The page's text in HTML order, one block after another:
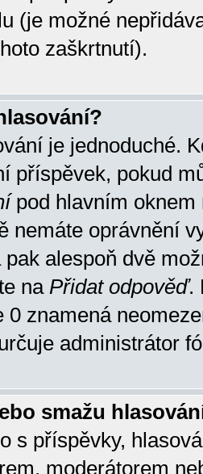
(je možné
zaškrtnutí).
je jednoduché.
příspěvek, pokud
pod hlavním oknem
nemáte oprávnění
pak alespoň dvě
na Přidat odpověď.
0 znamená
administrátor
smažu
s příspěvky,
moderátorem